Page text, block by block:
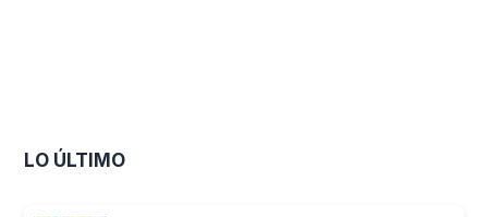
LO ÚLTIMO